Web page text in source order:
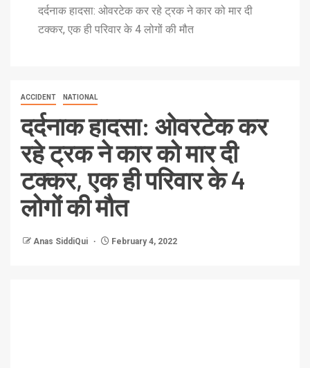
दर्दनाक हादसा: ओवरटेक कर रहे ट्रक ने कार को मार दी
टक्कर, एक ही परिवार के 4 लोगों की मौत
ACCIDENT NATIONAL
दर्दनाक हादसा: ओवरटेक कर
रहे ट्रक ने कार को मार दी
टक्कर, एक ही परिवार के 4
लोगों की मौत
Anas SiddiQui February 4, 2022